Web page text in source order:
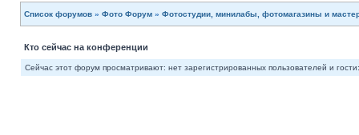
Список форумов » Фото Форум » Фотостудии, минилабы, фотомагазины и
Кто сейчас на конференции
Сейчас этот форум просматривают: нет зарегистрированных пользователей и